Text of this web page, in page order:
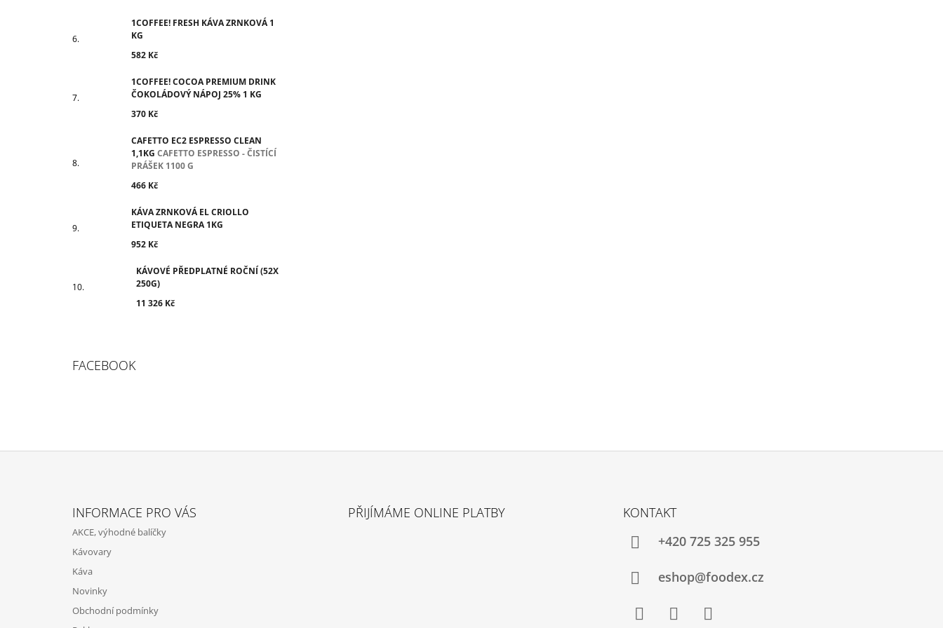
1COFFEE! FRESH KÁVA ZRNKOVÁ 1
KG
582 Kč
1COFFEE! COCOA PREMIUM DRINK
ČOKOLÁDOVÝ NÁPOJ 25% 1 KG
370 Kč
CAFETTO EC2 ESPRESSO CLEAN
1,1KG CAFETTO ESPRESSO - ČISTÍCÍ
PRÁŠEK 1100 G
466 Kč
KÁVA ZRNKOVÁ EL CRIOLLO
ETIQUETA NEGRA 1KG
952 Kč
KÁVOVÉ PŘEDPLATNÉ ROČNÍ (52X
250G)
11 326 Kč
FACEBOOK
INFORMACE PRO VÁS
AKCE, výhodné balíčky
Kávovary
Káva
Novinky
Obchodní podmínky
PŘIJÍMÁME ONLINE PLATBY
KONTAKT
+420 725 325 955
eshop@foodex.cz